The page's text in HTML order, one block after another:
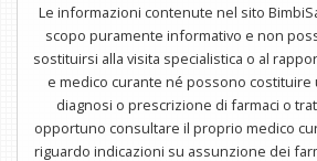
Le informazioni contenute nel sito
scopo puramente informativo e non
sostituirsi alla visita specialistica o al
e medico curante né possono
diagnosi o prescrizione di farmaci o
opportuno consultare il proprio medico
riguardo indicazioni su assunzione dei